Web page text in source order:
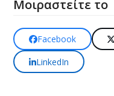
Μοιραστείτε το
Facebook
LinkedIn